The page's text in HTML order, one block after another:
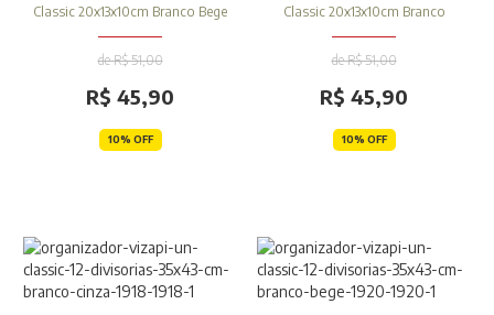
Classic 20x13x10cm Branco Bege
de R$ 51,00
R$ 45,90
10% OFF
Classic 20x13x10cm Branco
de R$ 51,00
R$ 45,90
10% OFF